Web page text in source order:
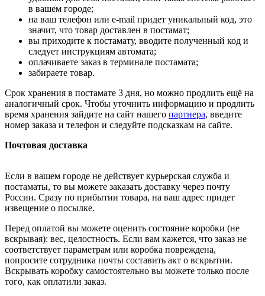
в вашем городе;
на ваш телефон или e-mail придет уникальный код, это
значит, что товар доставлен в постамат;
вы приходите к постамату, вводите полученный код и
следует инструкциям автомата;
оплачиваете заказ в терминале постамата;
забираете товар.
Срок хранения в постамате 3 дня, но можно продлить ещё на
аналогичный срок. Чтобы уточнить информацию и продлить
время хранения зайдите на сайт нашего партнера, введите
номер заказа и телефон и следуйте подсказкам на сайте.
Почтовая доставка
Если в вашем городе не действует курьерская служба и
постаматы, то вы можете заказать доставку через почту
России. Сразу по прибытии товара, на ваш адрес придет
извещение о посылке.
Перед оплатой вы можете оценить состояние коробки (не
вскрывая): вес, целостность. Если вам кажется, что заказ не
соответствует параметрам или коробка повреждена,
попросите сотрудника почты составить акт о вскрытии.
Вскрывать коробку самостоятельно вы можете только после
того, как оплатили заказ.